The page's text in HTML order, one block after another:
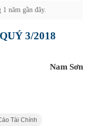
năm gần đây.
3/2018
Nam Sơn
Tài Chính